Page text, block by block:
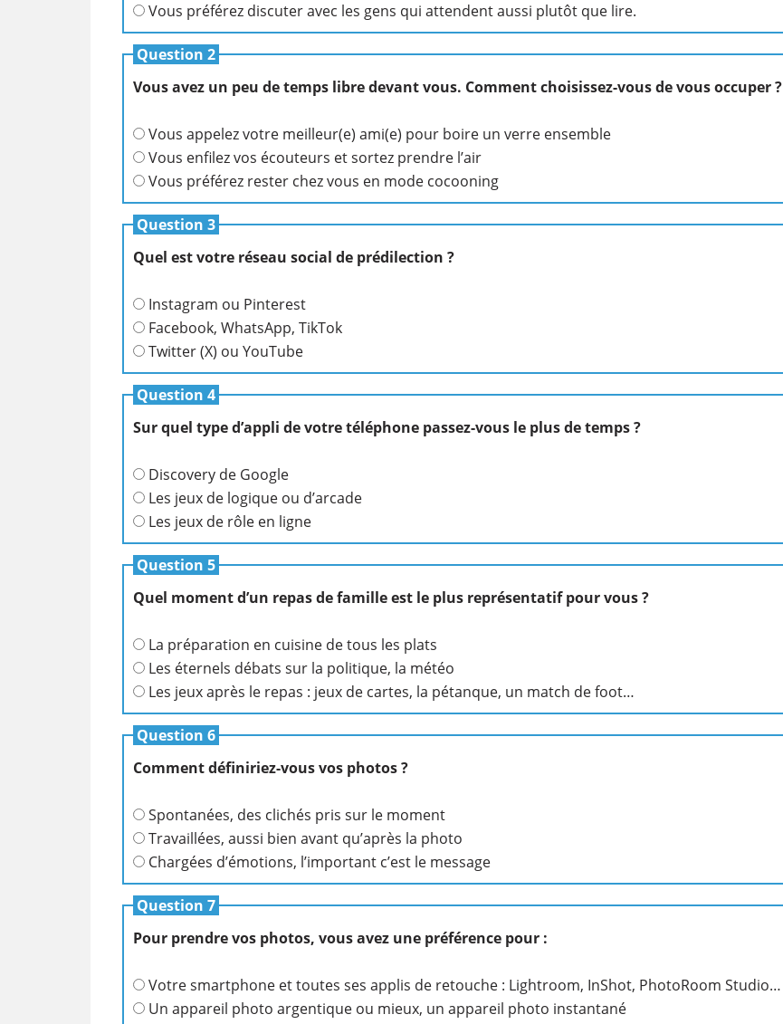
Vous préférez discuter avec les gens qui attendent aussi plutôt que lire.
Question 2
Vous avez un peu de temps libre devant vous. Comment choisissez-vous de vous occuper ?
Vous appelez votre meilleur(e) ami(e) pour boire un verre ensemble
Vous enfilez vos écouteurs et sortez prendre l’air
Vous préférez rester chez vous en mode cocooning
Question 3
Quel est votre réseau social de prédilection ?
Instagram ou Pinterest
Facebook, WhatsApp, TikTok
Twitter (X) ou YouTube
Question 4
Sur quel type d’appli de votre téléphone passez-vous le plus de temps ?
Discovery de Google
Les jeux de logique ou d’arcade
Les jeux de rôle en ligne
Question 5
Quel moment d’un repas de famille est le plus représentatif pour vous ?
La préparation en cuisine de tous les plats
Les éternels débats sur la politique, la météo
Les jeux après le repas : jeux de cartes, la pétanque, un match de foot…
Question 6
Comment définiriez-vous vos photos ?
Spontanées, des clichés pris sur le moment
Travaillées, aussi bien avant qu’après la photo
Chargées d’émotions, l’important c’est le message
Question 7
Pour prendre vos photos, vous avez une préférence pour :
Votre smartphone et toutes ses applis de retouche : Lightroom, InShot, PhotoRoom Studio…
Un appareil photo argentique ou mieux, un appareil photo instantané